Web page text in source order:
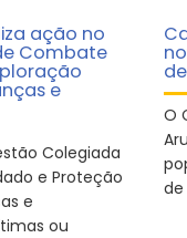
ação no
Combate
e
Colegiada
e Proteção
e
ou
O
de